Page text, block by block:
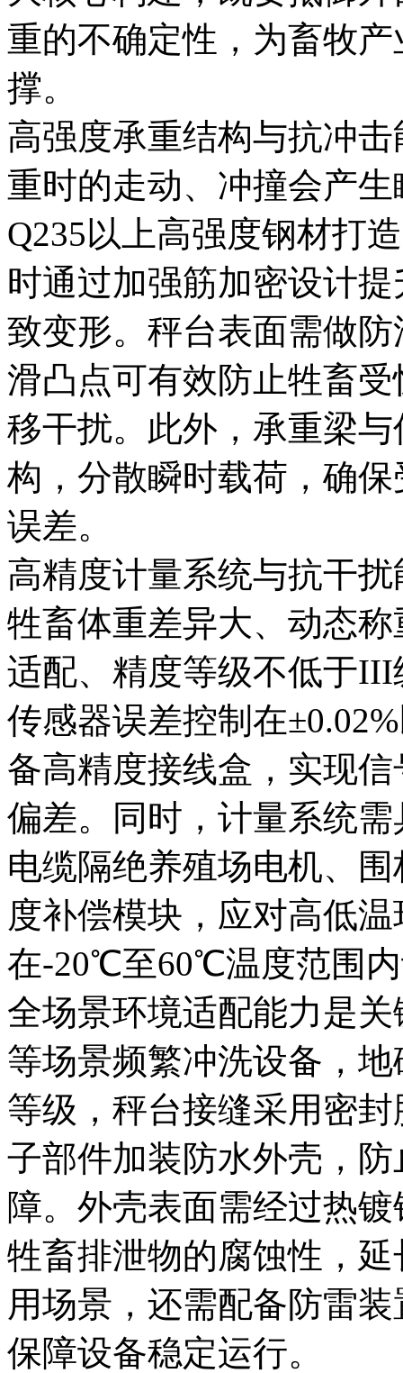
重的不确定性，为畜牧
撑。
高强度承重结构与抗冲
重时的走动、冲撞会产
Q235以上高强度钢材打
时通过加强筋加密设计
致变形。秤台表面需做
滑凸点可有效防止牲畜
移干扰。此外，承重梁
构，分散瞬时载荷，确
误差。
高精度计量系统与抗干
牲畜体重差异大、动态
适配、精度等级不低于
传感器误差控制在
备高精度接线盒，实现
偏差。同时，计量系统
电缆隔绝养殖场电机、
度补偿模块，应对高低
在-20℃至60℃温度范围
全场景环境适配能力是
等场景频繁冲洗设备，
等级，秤台接缝采用密
子部件加装防水外壳，
障。外壳表面需经过热
牲畜排泄物的腐蚀性，
用场景，还需配备防雷
保障设备稳定运行。